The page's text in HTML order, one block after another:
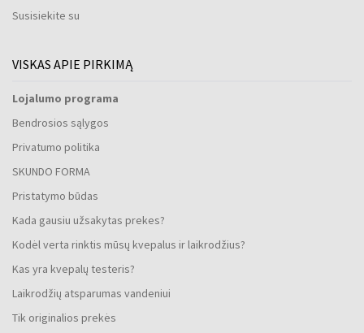
Susisiekite su
VISKAS APIE PIRKIMĄ
Lojalumo programa
Bendrosios sąlygos
Privatumo politika
SKUNDO FORMA
Pristatymo būdas
Kada gausiu užsakytas prekes?
Kodėl verta rinktis mūsų kvepalus ir laikrodžius?
Kas yra kvepalų testeris?
Laikrodžių atsparumas vandeniui
Tik originalios prekės